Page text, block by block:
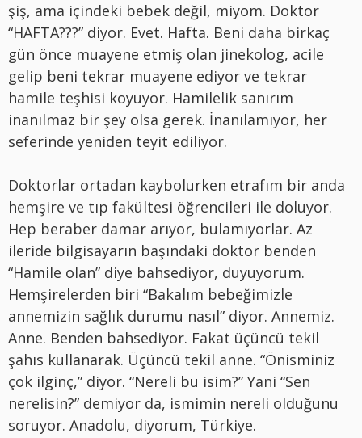
şiş, ama içindeki bebek değil, miyom. Doktor
“HAFTA???” diyor. Evet. Hafta. Beni daha birkaç
gün önce muayene etmiş olan jinekolog, acile
gelip beni tekrar muayene ediyor ve tekrar
hamile teşhisi koyuyor. Hamilelik sanırım
inanılmaz bir şey olsa gerek. İnanılamıyor, her
seferinde yeniden teyit ediliyor.
Doktorlar ortadan kaybolurken etrafım bir anda
hemşire ve tıp fakültesi öğrencileri ile doluyor.
Hep beraber damar arıyor, bulamıyorlar. Az
ileride bilgisayarın başındaki doktor benden
“Hamile olan” diye bahsediyor, duyuyorum.
Hemşirelerden biri “Bakalım bebeğimizle
annemizin sağlık durumu nasıl” diyor. Annemiz.
Anne. Benden bahsediyor. Fakat üçüncü tekil
şahıs kullanarak. Üçüncü tekil anne. “Önisminiz
çok ilginç,” diyor. “Nereli bu isim?” Yani “Sen
nerelisin?” demiyor da, ismimin nereli olduğunu
soruyor. Anadolu, diyorum, Türkiye.